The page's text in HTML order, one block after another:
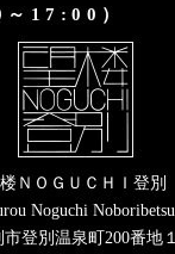
～17:00）
ＮＯＧＵＣＨＩ登別
Noguchi Noboribetsu
市登別温泉町200番地１